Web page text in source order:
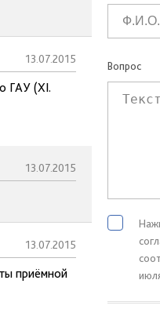
13.07.2015
ГАУ (XI.
13.07.2015
13.07.2015
приёмной
Вопрос